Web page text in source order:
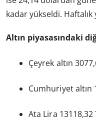
kadar yükseldi.
Altın piyasasındaki
Çeyrek altın
Cumhuriyet altın
Ata Lira 13118,32